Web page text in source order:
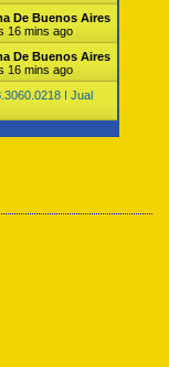
De Buenos Aires
16 mins ago
De Buenos Aires
16 mins ago
I Jual